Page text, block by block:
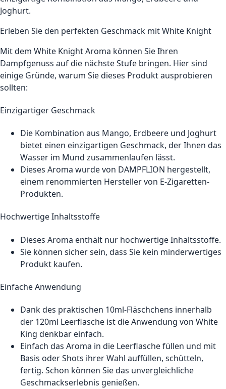
Joghurt.
Erleben Sie den perfekten Geschmack mit White Knight
Mit dem White Knight Aroma können Sie Ihren
Dampfgenuss auf die nächste Stufe bringen. Hier sind
einige Gründe, warum Sie dieses Produkt ausprobieren
sollten:
Einzigartiger Geschmack
Die Kombination aus Mango, Erdbeere und Joghurt
bietet einen einzigartigen Geschmack, der Ihnen das
Wasser im Mund zusammenlaufen lässt.
Dieses Aroma wurde von DAMPFLION hergestellt,
einem renommierten Hersteller von E-Zigaretten-
Produkten.
Hochwertige Inhaltsstoffe
Dieses Aroma enthält nur hochwertige Inhaltsstoffe.
Sie können sicher sein, dass Sie kein minderwertiges
Produkt kaufen.
Einfache Anwendung
Dank des praktischen 10ml-Fläschchens innerhalb
der 120ml Leerflasche ist die Anwendung von White
King denkbar einfach.
Einfach das Aroma in die Leerflasche füllen und mit
Basis oder Shots ihrer Wahl auffüllen, schütteln,
fertig. Schon können Sie das unvergleichliche
Geschmackserlebnis genießen.